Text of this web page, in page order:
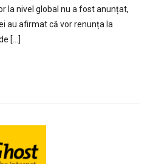
la nivel global nu a fost anunțat,
au afirmat că vor renunța la
[…]